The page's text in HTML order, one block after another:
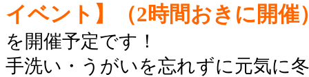
イベント】（2時間おきに開催
を開催予定です！
手洗い・うがいを忘れずに元気に